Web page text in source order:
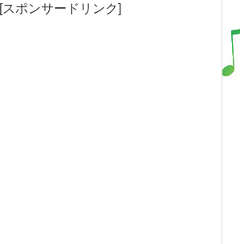
[スポンサードリンク]